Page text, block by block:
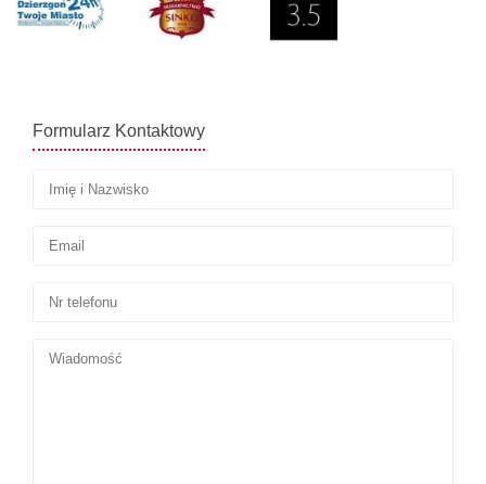
Formularz Kontaktowy